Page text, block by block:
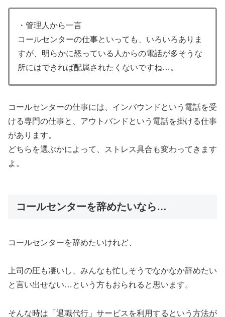
・管理人から一言
コールセンターの仕事といっても、いろいろありま
すが、明らかに怒っている人からの電話が多そうな
所にはできれば配属されたくないですね…。
コールセンターの仕事には、インバウンドという電話を受
ける専門の仕事と、アウトバンドという電話を掛ける仕事
があります。
どちらを選ぶかによって、ストレス具合も変わってきます
よ。
コールセンターを辞めたいなら…
コールセンターを辞めたいけれど、
上司の圧も凄いし、みんなも忙しそうでなかなか辞めたい
と言い出せない…という方もおられると思います。
そんな時は「退職代行」サービスを利用するという方法が